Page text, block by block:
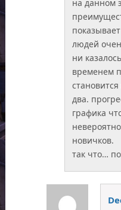
на данном
людей
ни
временем
два.
графика
новичков.
так что…